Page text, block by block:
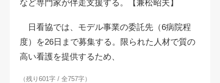
など専門家が伴走支援する。【兼松昭夫】
日看協では、モデル事業の委託先（6病院程
度）を26日まで募集する。限られた人材で質の
高い看護を提供するため、
（残り601字 / 全757字）